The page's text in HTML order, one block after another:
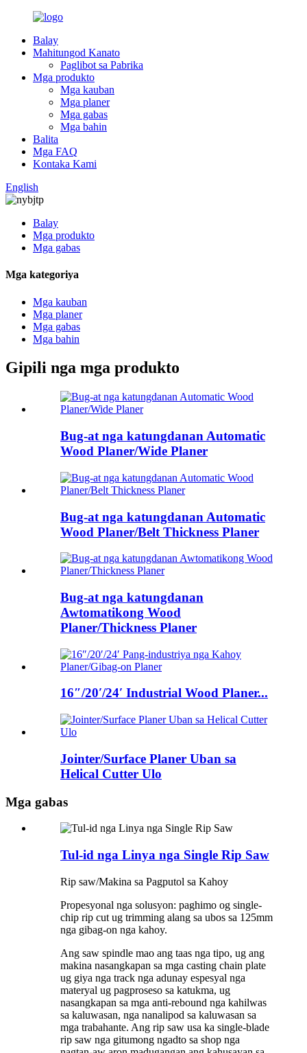
Balay
Mahitungod Kanato
Paglibot sa Pabrika
Mga produkto
Mga kauban
Mga planer
Mga gabas
Mga bahin
Balita
Mga FAQ
Kontaka Kami
English
Balay
Mga produkto
Mga gabas
Mga kategoriya
Mga kauban
Mga planer
Mga gabas
Mga bahin
Gipili nga mga produkto
Bug-at nga katungdanan Automatic
Wood Planer/Wide Planer
Bug-at nga katungdanan Automatic
Wood Planer/Belt Thickness Planer
Bug-at nga katungdanan
Awtomatikong Wood
Planer/Thickness Planer
16″/20′/24′ Industrial Wood Planer...
Jointer/Surface Planer Uban sa
Helical Cutter Ulo
Mga gabas
Tul-id nga Linya nga Single Rip Saw
Rip saw/Makina sa Pagputol sa Kahoy
Propesyonal nga solusyon: paghimo og single-
chip rip cut ug trimming alang sa ubos sa 125mm
nga gibag-on nga kahoy.
Ang saw spindle mao ang taas nga tipo, ug ang
makina nasangkapan sa mga casting chain plate
ug giya nga track nga adunay espesyal nga
materyal ug pagproseso sa katukma, ug
nasangkapan sa mga anti-rebound nga kahilwas
sa kaluwasan, nga nanalipod sa kaluwasan sa
mga trabahante. Ang rip saw usa ka single-blade
rip saw nga gitumong ngadto sa shop nga